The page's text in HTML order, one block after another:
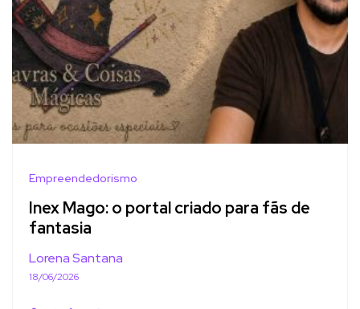
Empreendedorismo
Inex Mago: o portal criado para fãs de
fantasia
Lorena Santana
18/06/2026